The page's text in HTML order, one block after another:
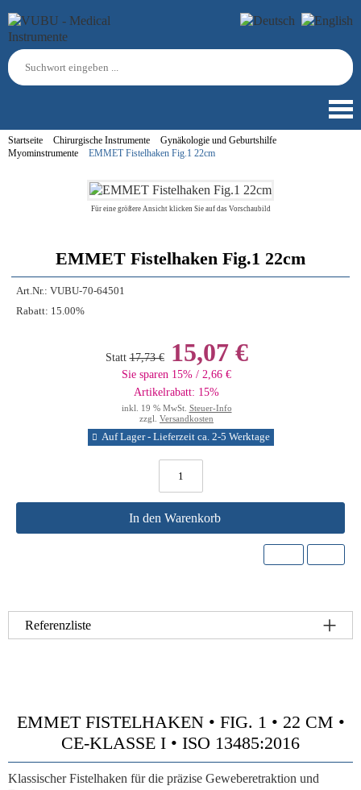
Startseite Chirurgische Instrumente
Gynäkologie und Geburtshilfe
Myominstrumente
EMMET Fistelhaken Fig.1 22cm
Für eine größere Ansicht klicken Sie auf das Vorschaubild
EMMET Fistelhaken Fig.1 22cm
Art.Nr.: VUBU-70-64501
Rabatt: 15.00%
Statt 17,73 €15,07 €
Sie sparen 15% / 2,66 €
Artikelrabatt: 15%
inkl. 19 % MwSt. Steuer-Info
zzgl. Versandkosten
Auf Lager - Lieferzeit ca. 2-5 Werktage
In den Warenkorb
Referenzliste
EMMET FISTELHAKEN • FIG. 1 • 22 CM •
CE-KLASSE I • ISO 13485:2016
Klassischer Fistelhaken für die präzise Geweberetraktion und